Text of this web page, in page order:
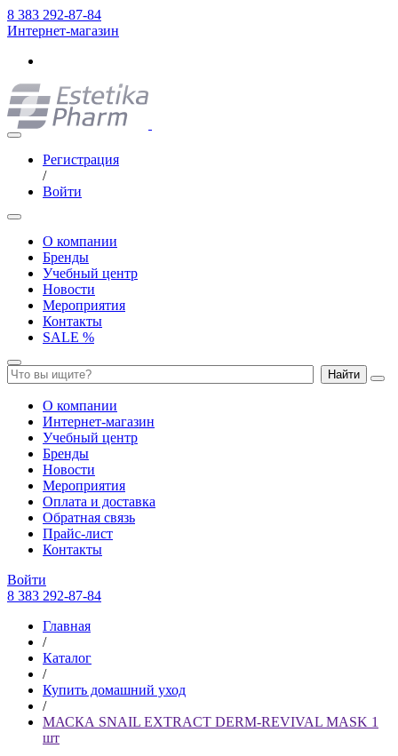
8 383 292-87-84
Интернет-магазин
Регистрация
/
Войти
О компании
Бренды
Учебный центр
Новости
Мероприятия
Контакты
SALE %
Найти
О компании
Интернет-магазин
Учебный центр
Бренды
Новости
Мероприятия
Оплата и доставка
Обратная связь
Прайс-лист
Контакты
Войти
8 383 292-87-84
Главная
/
Каталог
/
Купить домашний уход
/
МАСКА SNAIL EXTRACT DERM-REVIVAL MASK 1
шт